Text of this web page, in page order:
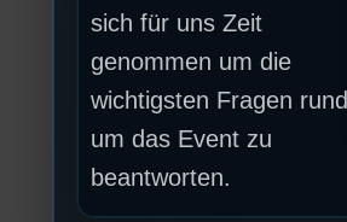
sich für uns Zeit
genommen um die
wichtigsten Fragen rund
um das Event zu
beantworten.